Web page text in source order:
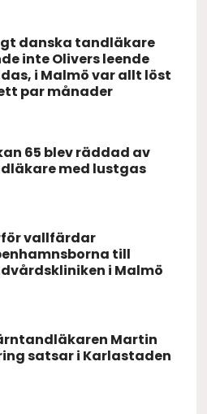
danska tandläkare
inte Olivers leende
i Malmö var allt löst
par månader
65 blev räddad av
med lustgas
vallfärdar
till
i Malmö
Martin
satsar i Karlastaden